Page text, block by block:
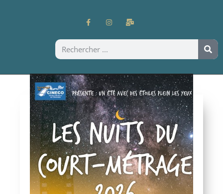
Parlons ciné avec Cinéco –
Mercredi 1er juillet 2026
Les nuits du court-métrage de
Cinéco